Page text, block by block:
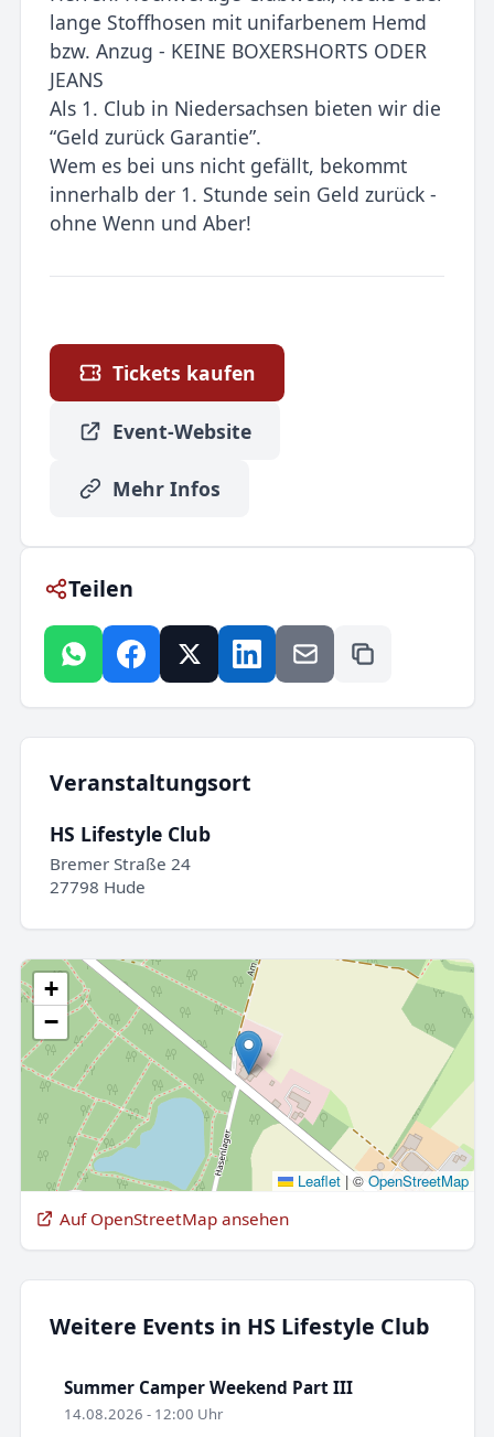
lange Stoffhosen mit unifarbenem Hemd
bzw. Anzug - KEINE BOXERSHORTS ODER
JEANS
Als 1. Club in Niedersachsen bieten wir die
“Geld zurück Garantie”.
Wem es bei uns nicht gefällt, bekommt
innerhalb der 1. Stunde sein Geld zurück -
ohne Wenn und Aber!
Tickets kaufen
Event-Website
Mehr Infos
Teilen
Veranstaltungsort
HS Lifestyle Club
Bremer Straße 24
27798 Hude
+
−
Leaflet |© OpenStreetMap
Auf OpenStreetMap ansehen
Weitere Events in HS Lifestyle Club
Summer Camper Weekend Part III
14.08.2026 - 12:00 Uhr